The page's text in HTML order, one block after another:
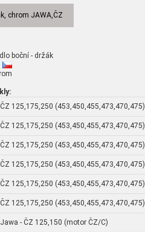
chrom JAWA,ČZ
- držák
ČZ 125,175,250 (453,450,455,473,470,475)
ČZ 125,175,250 (453,450,455,473,470,475)
ČZ 125,175,250 (453,450,455,473,470,475)
ČZ 125,175,250 (453,450,455,473,470,475)
ČZ 125,175,250 (453,450,455,473,470,475)
ČZ 125,175,250 (453,450,455,473,470,475)
Jawa - ČZ 125,150 (motor ČZ/C)